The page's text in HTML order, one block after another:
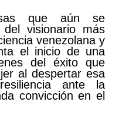
que aún se
visionario más
venezolana y
el inicio de una
del éxito que
al despertar esa
ante la
convicción en el